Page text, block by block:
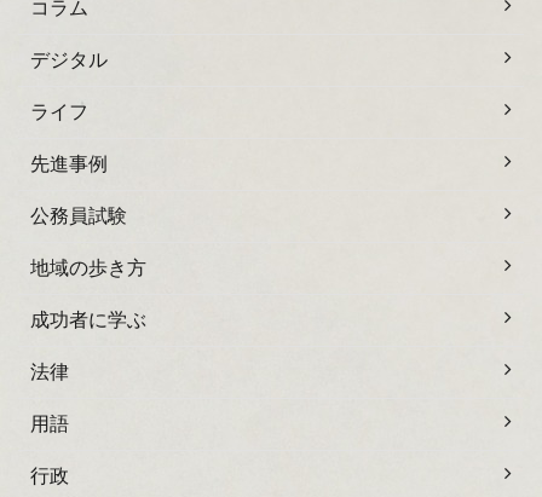
コラム
デジタル
ライフ
先進事例
公務員試験
地域の歩き方
成功者に学ぶ
法律
用語
行政